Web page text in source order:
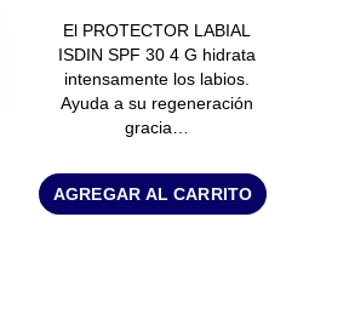
El PROTECTOR LABIAL
ISDIN SPF 30 4 G hidrata
intensamente los labios.
Ayuda a su regeneración
gracia…
AGREGAR AL CARRITO